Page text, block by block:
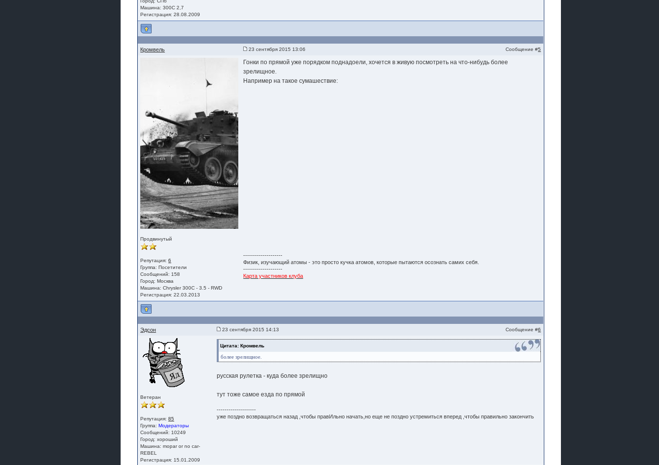
Машина: 300С 2,7
Регистрация: 28.08.2009
Кромвель 23 сентября 2015 13:06 Сообщение #5
Продвинутый
Репутация:6
Группа:Посетители
Сообщений: 158
Город: Москва
Машина: Chrysler 300C - 3.5 - RWD
Регистрация: 22.03.2013
Гонки по прямой уже порядком поднадоели, хочется в живую посмотреть на что-нибудь более
зрелищное.
Например на такое сумашествие:
--------------------
Физик, изучающий атомы - это просто кучка атомов, которые пытаются осознать самих себя.
--------------------
Карта участников клуба
Эдсон 23 сентября 2015 14:13 Сообщение #6
Ветеран
Репутация:85
Группа:Модераторы
Сообщений: 10249
Город: хороший
Машина: mopar or no car-
REBEL
Регистрация: 15.01.2009
Цитата: Кромвель
более зрелищное.
русская рулетка - куда более зрелищно
тут тоже самое езда по прямой
--------------------
уже поздно возвращаться назад ,чтобы правИльно начать,но еще не поздно устремиться вперед ,чтобы правильно закончить